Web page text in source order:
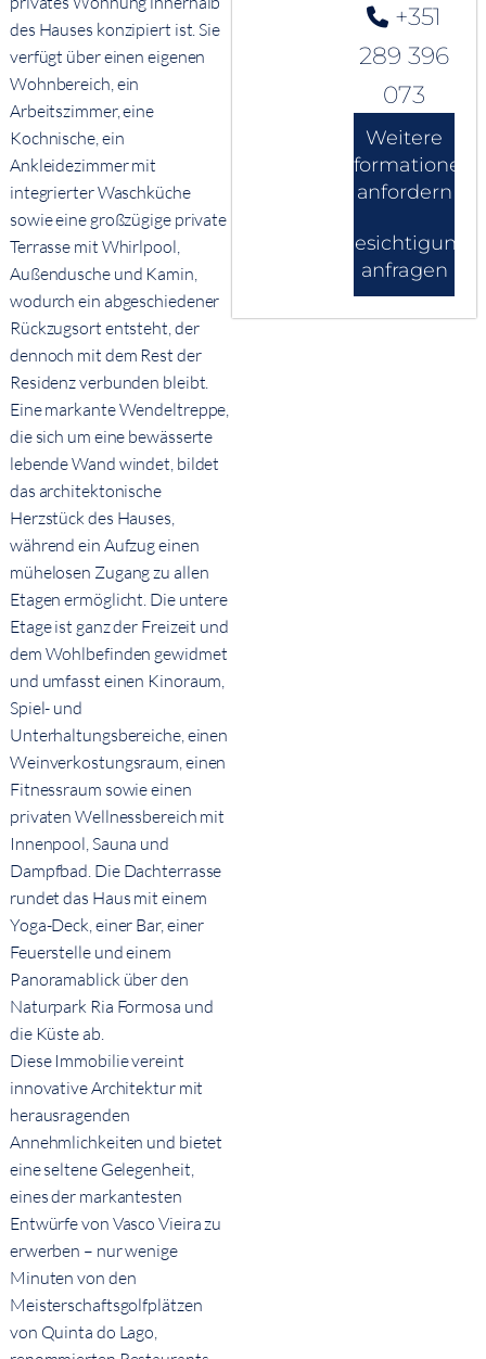
des Hauses konzipiert ist. Sie
verfügt über einen eigenen
Wohnbereich, ein
Arbeitszimmer, eine
Kochnische, ein
Ankleidezimmer mit
integrierter Waschküche
sowie eine großzügige private
Terrasse mit Whirlpool,
Außendusche und Kamin,
wodurch ein abgeschiedener
Rückzugsort entsteht, der
dennoch mit dem Rest der
Residenz verbunden bleibt.
Eine markante Wendeltreppe,
die sich um eine bewässerte
lebende Wand windet, bildet
das architektonische
Herzstück des Hauses,
während ein Aufzug einen
mühelosen Zugang zu allen
Etagen ermöglicht. Die untere
Etage ist ganz der Freizeit und
dem Wohlbefinden gewidmet
und umfasst einen Kinoraum,
Spiel- und
Unterhaltungsbereiche, einen
Weinverkostungsraum, einen
Fitnessraum sowie einen
privaten Wellnessbereich mit
Innenpool, Sauna und
Dampfbad. Die Dachterrasse
rundet das Haus mit einem
Yoga-Deck, einer Bar, einer
Feuerstelle und einem
Panoramablick über den
Naturpark Ria Formosa und
die Küste ab.
Diese Immobilie vereint
innovative Architektur mit
herausragenden
Annehmlichkeiten und bietet
eine seltene Gelegenheit,
eines der markantesten
Entwürfe von Vasco Vieira zu
erwerben – nur wenige
Minuten von den
Meisterschaftsgolfplätzen
von Quinta do Lago,
+351
289 396
073
Weitere
Informationen
anfordern
Besichtigung
anfragen